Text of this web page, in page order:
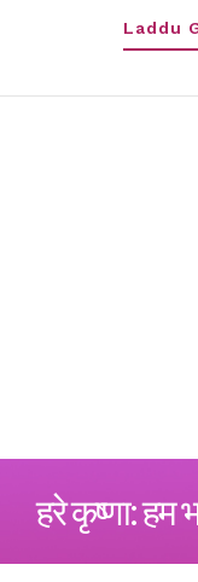
Laddu
हरे कृष्णा: हम